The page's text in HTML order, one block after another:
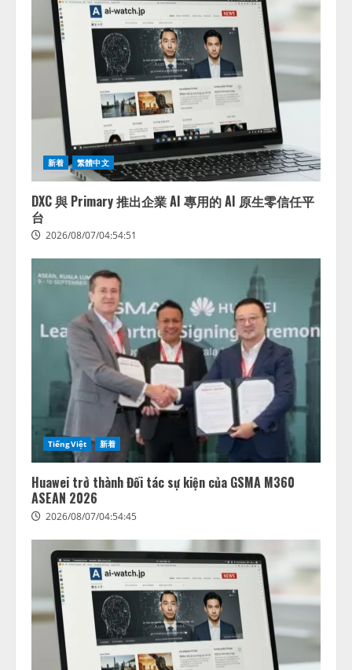
新着 繁體中文
DXC 與 Primary 推出企業 AI 專用的 AI 原生零信任平
台
2026/08/07/04:54:51
TiếngViệt 新着
Huawei trở thành Đối tác sự kiện của GSMA M360
ASEAN 2026
2026/08/07/04:54:45